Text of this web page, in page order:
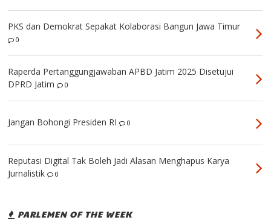
PKS dan Demokrat Sepakat Kolaborasi Bangun Jawa Timur
0
Raperda Pertanggungjawaban APBD Jatim 2025 Disetujui
DPRD Jatim
0
Jangan Bohongi Presiden RI 0
Reputasi Digital Tak Boleh Jadi Alasan Menghapus Karya
Jurnalistik
0
PARLEMEN OF THE WEEK